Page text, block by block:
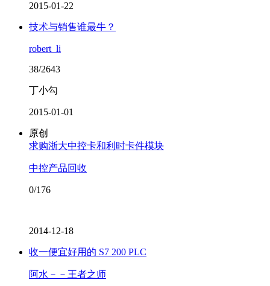
2015-01-22
技术与销售谁最牛？
robert_li
38/2643
丁小勾
2015-01-01
原创
求购浙大中控卡和利时卡件模块
中控产品回收
0/176
2014-12-18
收一便宜好用的 S7 200 PLC
阿水－－王者之师